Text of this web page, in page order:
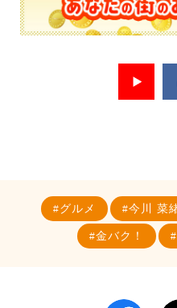
グルメ 今川 菜
金バク！